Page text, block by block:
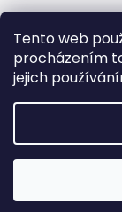
Tento web
procházením
jejich
+420 222
https://
Copyright